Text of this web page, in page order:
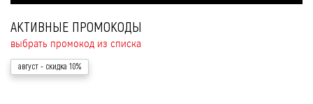
АКТИВНЫЕ ПРОМОКОДЫ
выбрать промокод из списка
август - скидка 10%